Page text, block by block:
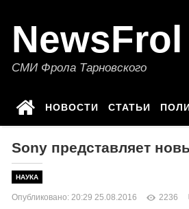
NewsFrol
СМИ Фрола Тарновского
НОВОСТИ СТАТЬИ
Sony представляет
НАУКА
Опубликовано: 20:29 25.08.2016 2236